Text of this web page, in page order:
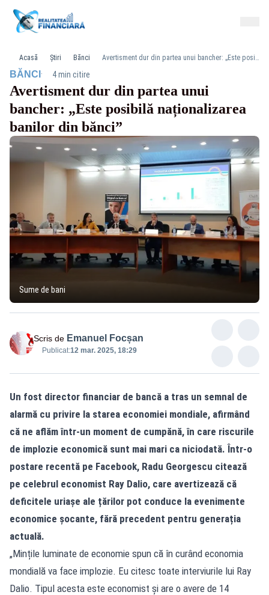
Acasă Știri Bănci Avertisment dur din partea unui bancher: „Este posibilă naționalizarea banilor din bănci”
BĂNCI · 4 min citire
Avertisment dur din partea unui
bancher: „Este posibilă naționalizarea
banilor din bănci”
Sume de bani
Scris de Emanuel Focșan
Publicat:12 mar. 2025, 18:29
Un fost director financiar de bancă a tras un semnal de
alarmă cu privire la starea economiei mondiale, afirmând
că ne aflăm într-un moment de cumpănă, în care riscurile
de implozie economică sunt mai mari ca niciodată. Într-o
postare recentă pe Facebook, Radu Georgescu citează
pe celebrul economist Ray Dalio, care avertizează că
deficitele uriașe ale țărilor pot conduce la evenimente
economice șocante, fără precedent pentru generația
actuală.
„Mințile luminate de economie spun că în curând economia
mondială va face implozie. Eu citesc toate interviurile lui Ray
Dalio. Tipul acesta este economist și are o avere de 14